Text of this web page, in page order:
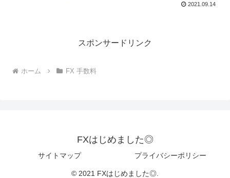
2021.09.14
スポンサードリンク
ホーム FX 手数料
FXはじめました◎
サイトマップ プライバシーポリシー
© 2021 FXはじめました◎.